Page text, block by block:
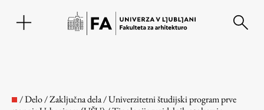
/Delo/Zaključna dela/Univerzitetni študijski program prve